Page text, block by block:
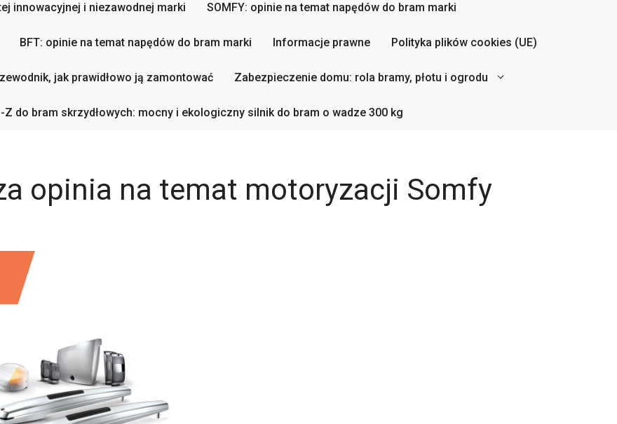
innowacyjnej i niezawodnej marki SOMFY: opinie na temat napędów do bram marki
BFT: opinie na temat napędów do bram marki Informacje prawne Polityka plików cookies (UE)
jak prawidłowo ją zamontować Zabezpieczenie domu: rola bramy, płotu i ogrodu
Z do bram skrzydłowych: mocny i ekologiczny silnik do bram o wadze 300 kg
opinia na temat motoryzacji Somfy